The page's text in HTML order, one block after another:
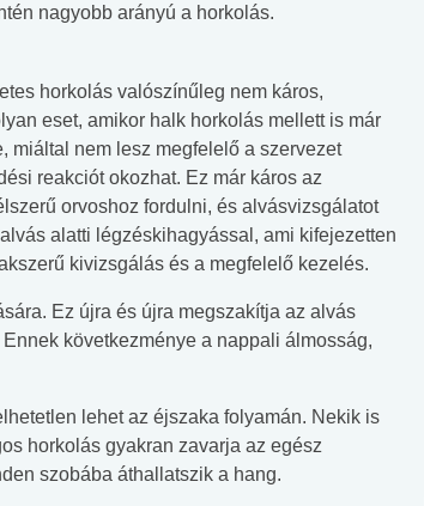
nagyobb arányú a horkolás.
horkolás valószínűleg nem káros,
eset, amikor halk horkolás mellett is már
miáltal nem lesz megfelelő a szervezet
reakciót okozhat. Ez már káros az
orvoshoz fordulni, és alvásvizsgálatot
alatti légzéskihagyással, ami kifejezetten
kivizsgálás és a megfelelő kezelés.
Ez újra és újra megszakítja az alvás
következménye a nappali álmosság,
lehet az éjszaka folyamán. Nekik is
horkolás gyakran zavarja az egész
szobába áthallatszik a hang.
középfokú
teszt -
Internet-függőség
teszt